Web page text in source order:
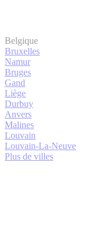
Belgique
Bruxelles
Namur
Bruges
Gand
Liège
Durbuy
Anvers
Malines
Louvain
Louvain-La-Neuve
Plus de villes